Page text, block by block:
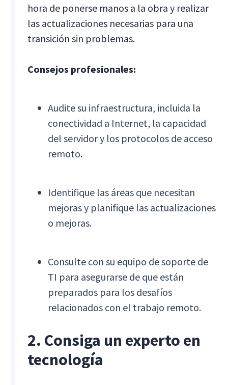
hora de ponerse manos a la obra y realizar
las actualizaciones necesarias para una
transición sin problemas.
Consejos profesionales:
Audite su infraestructura, incluida la
conectividad a Internet, la capacidad
del servidor y los protocolos de acceso
remoto.
Identifique las áreas que necesitan
mejoras y planifique las actualizaciones
o mejoras.
Consulte con su equipo de soporte de
TI para asegurarse de que están
preparados para los desafíos
relacionados con el trabajo remoto.
2. Consiga un experto en
tecnología